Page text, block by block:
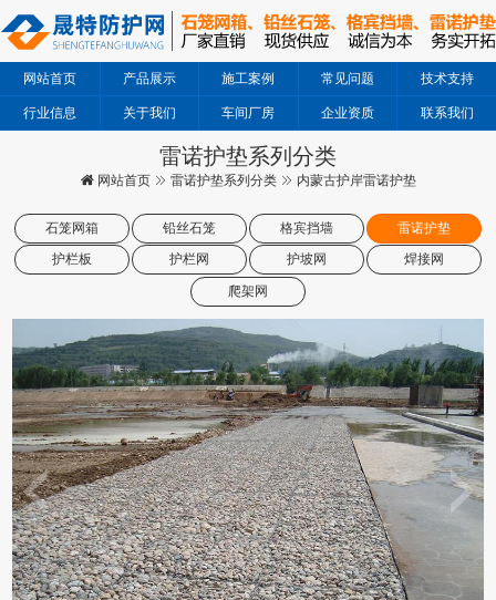
网站首页 产品展示 施工案例 常见问题 技术支持
行业信息 关于我们 车间厂房 企业资质 联系我们
雷诺护垫系列分类
网站首页 雷诺护垫系列分类 内蒙古护岸雷诺护垫
石笼网箱 铅丝石笼 格宾挡墙 雷诺护垫
护栏板 护栏网 护坡网 焊接网
爬架网